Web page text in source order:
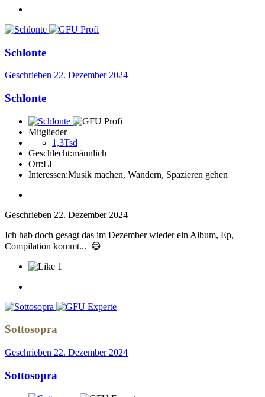
Schlonte
Geschrieben 22. Dezember 2024
Schlonte
Mitglieder
1,3Tsd
Geschlecht:männlich
Ort:LL
Interessen:Musik machen, Wandern, Spazieren gehen
Geschrieben 22. Dezember 2024
Ich hab doch gesagt das im Dezember wieder ein Album, Ep,
Compilation kommt... 😅
1
Sottosopra
Geschrieben 22. Dezember 2024
Sottosopra